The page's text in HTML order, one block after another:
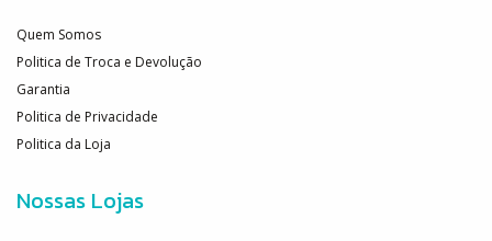
Quem Somos
Politica de Troca e Devolução
Garantia
Politica de Privacidade
Politica da Loja
Nossas Lojas